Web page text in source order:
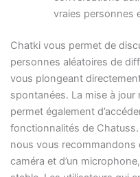
vraies personnes
Chatki vous permet de
personnes aléatoires de
vous plongeant
spontanées. La mise à
permet également
fonctionnalités de
nous vous recommandons
caméra et d’un